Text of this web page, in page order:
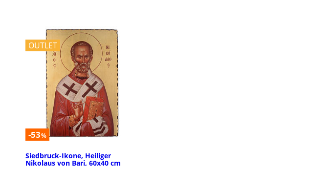
OUTLET
-53%
Siedbruck-Ikone, Heiliger
Nikolaus von Bari, 60x40 cm